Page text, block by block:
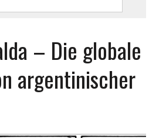
– Die globale
argentinischer